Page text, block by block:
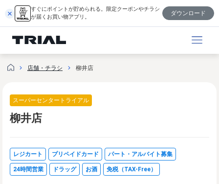
を
キ
すぐにポイントが貯められる。限定クーポンやチラシ
が届くお買い物アプリ。
ダウンロード
店舗・チラシ 柳井店
スーパーセンタートライアル
柳井店
レジカート プリペイドカード パート・アルバイト募集
24時間営業 ドラッグ お酒 免税（TAX-Free）